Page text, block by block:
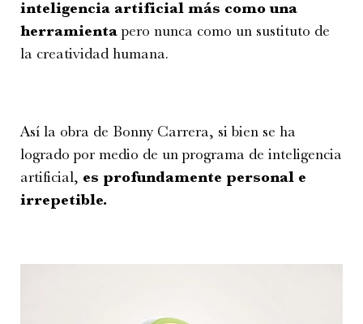
inteligencia artificial más como una
herramientapero nunca como un sustituto de
la creatividad humana.
Así la obra de Bonny Carrera, si bien se ha
logrado por medio de un programa de inteligencia
artificial, es profundamente personal e
irrepetible.